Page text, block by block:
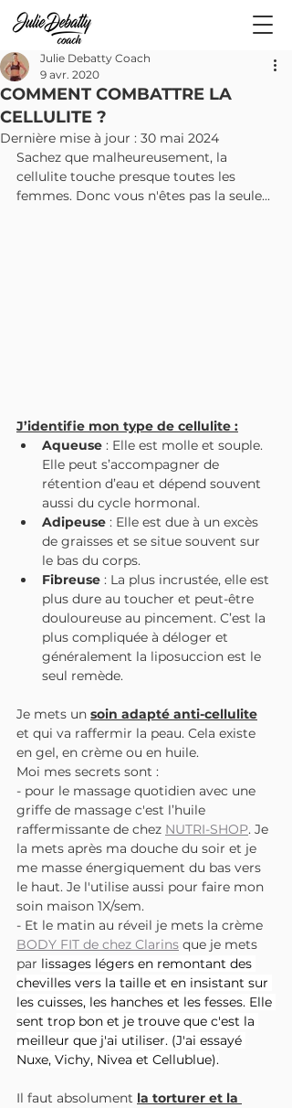
COMMENT COMBATTRE LA
CELLULITE ?
Julie Debatty Coach
9 avr. 2020
Dernière mise à jour : 30 mai 2024
Sachez que malheureusement, la
cellulite touche presque toutes les
femmes. Donc vous n'êtes pas la seule...
J’identifie mon type de cellulite :
Aqueuse : Elle est molle et souple.
Elle peut s’accompagner de
rétention d’eau et dépend souvent
aussi du cycle hormonal.
Adipeuse : Elle est due à un excès
de graisses et se situe souvent sur
le bas du corps.
Fibreuse : La plus incrustée, elle est
plus dure au toucher et peut-être
douloureuse au pincement. C’est la
plus compliquée à déloger et
généralement la liposuccion est le
seul remède.
Je mets un soin adapté anti-cellulite
et qui va raffermir la peau. Cela existe
en gel, en crème ou en huile.
Moi mes secrets sont :
- pour le massage quotidien avec une
griffe de massage c'est l’huile
raffermissante de chez NUTRI-SHOP. Je
la mets après ma douche du soir et je
me masse énergiquement du bas vers
le haut. Je l'utilise aussi pour faire mon
soin maison 1X/sem.
- Et le matin au réveil je mets la crème
BODY FIT de chez Clarins que je mets
par lissages légers en remontant des
chevilles vers la taille et en insistant sur
les cuisses, les hanches et les fesses. Elle
sent trop bon et je trouve que c'est la
meilleur que j'ai utiliser. (J'ai essayé
Nuxe, Vichy, Nivea et Cellublue).
Il faut absolument la torturer et la